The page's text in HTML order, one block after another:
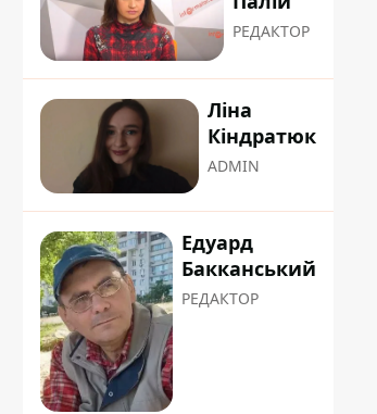
РЕДАКТОР
Ліна
Кіндратюк
ADMIN
Едуард
Бакканський
РЕДАКТОР